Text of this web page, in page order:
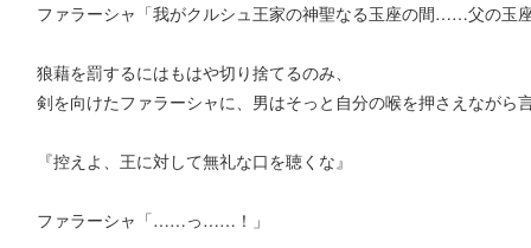
ファラーシャ「我がクルシュ王家の神聖なる玉座の間……父の玉
狼藉を罰するにはもはや切り捨てるのみ、
剣を向けたファラーシャに、男はそっと自分の喉を押さえながら
『控えよ、王に対して無礼な口を聴くな』
ファラーシャ「……っ……！」